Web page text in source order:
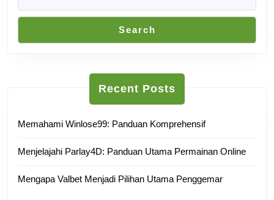
Search
Recent Posts
Memahami Winlose99: Panduan Komprehensif
Menjelajahi Parlay4D: Panduan Utama Permainan Online
Mengapa Valbet Menjadi Pilihan Utama Penggemar